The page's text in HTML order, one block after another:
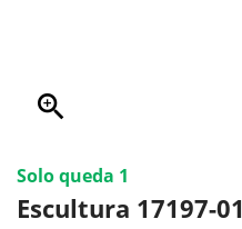
zoom_in
Solo queda 1
Escultura 17197-01